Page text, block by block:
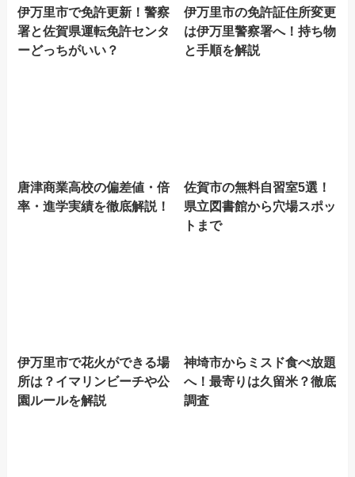
伊万里市で免許更新！警察
署と佐賀県運転免許センタ
ーどっちがいい？
伊万里市の免許証住所変更
は伊万里警察署へ！持ち物
と手順を解説
唐津商業高校の偏差値・倍
率・進学実績を徹底解説！
佐賀市の無料自習室5選！
県立図書館から穴場スポッ
トまで
伊万里市で花火ができる場
所は？イマリンビーチや公
園ルールを解説
神埼市からミスド食べ放題
へ！最寄りは久留米？徹底
調査